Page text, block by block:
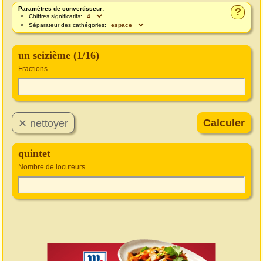
?
Paramètres de convertisseur:
Chiffres significatifs:
Séparateur des cathégories:
un seizième (1/16)
Fractions
quintet
Nombre de locuteurs